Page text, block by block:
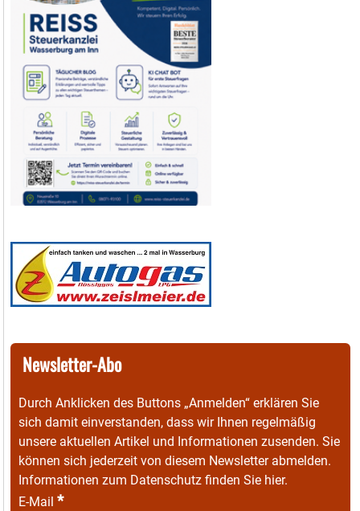
Newsletter-Abo
Durch Anklicken des Buttons „Anmelden“ erklären Sie
sich damit einverstanden, dass wir Ihnen regelmäßig
unsere aktuellen Artikel und Informationen zusenden. Sie
können sich jederzeit von diesem Newsletter abmelden.
Informationen zum Datenschutz finden Sie hier.
E-Mail *